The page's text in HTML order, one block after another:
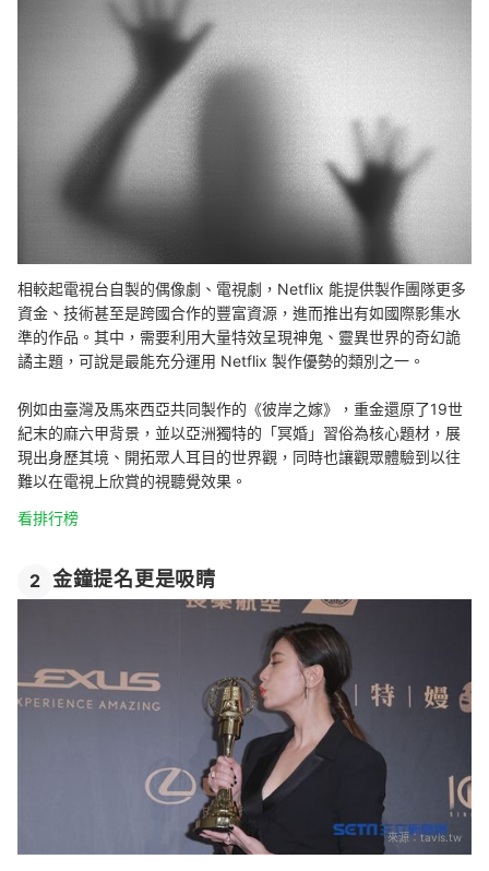
相較起電視台自製的偶像劇、電視劇，Netflix 能提供製作團隊更多
資金、技術甚至是跨國合作的豐富資源，進而推出有如國際影集水
準的作品。其中，需要利用大量特效呈現神鬼、靈異世界的奇幻詭
譎主題，可說是最能充分運用 Netflix 製作優勢的類別之一。
例如由臺灣及馬來西亞共同製作的《彼岸之嫁》，重金還原了19世
紀末的麻六甲背景，並以亞洲獨特的「冥婚」習俗為核心題材，展
現出身歷其境、開拓眾人耳目的世界觀，同時也讓觀眾體驗到以往
難以在電視上欣賞的視聽覺效果。
看排行榜
2 金鐘提名更是吸睛
來源：tavis.tw